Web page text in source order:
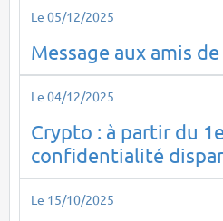
Le 05/12/2025
Message aux amis
Le 04/12/2025
Crypto : à partir du
confidentialité
Le 15/10/2025